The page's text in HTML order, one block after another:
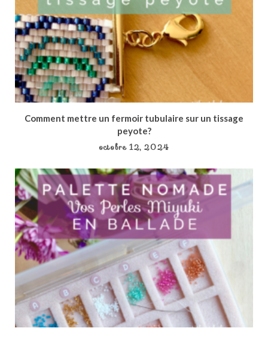
Comment mettre un fermoir tubulaire sur un tissage
peyote?
octobre 12, 2024